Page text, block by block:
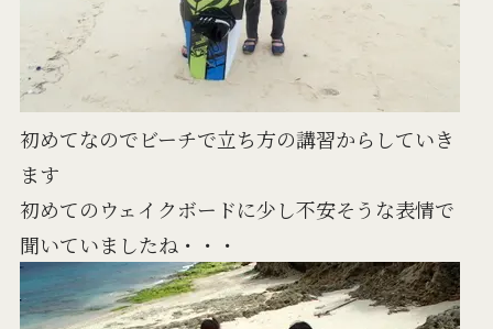
初めてなのでビーチで立ち方の講習からしていき
ます
初めてのウェイクボードに少し不安そうな表情で
聞いていましたね・・・